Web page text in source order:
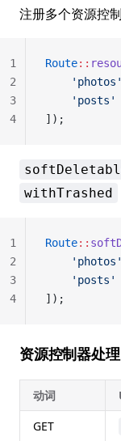
注册多个资源控
Route::
    'photos'
    'posts'
]);
1
2
3
4
withTrashed
Route::
    'photos'
    'posts'
]);
1
2
3
4
资源控制器处
动词
GET